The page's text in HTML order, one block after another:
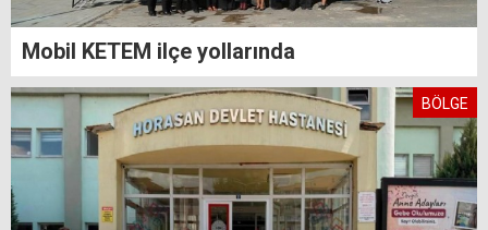
Mobil KETEM ilçe yollarında
BÖLGE